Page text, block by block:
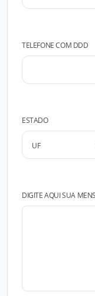
TELEFONE COM DDD
ESTADO
DIGITE AQUI SUA